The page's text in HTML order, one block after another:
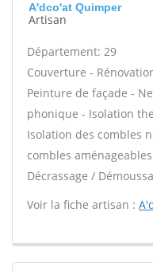
A'dco'at Quimper
Artisan
Département: 29
Couverture -
Peinture de façade -
phonique - Isolation
Isolation des combles
combles
Décrassage /
Voir la fiche artisan :